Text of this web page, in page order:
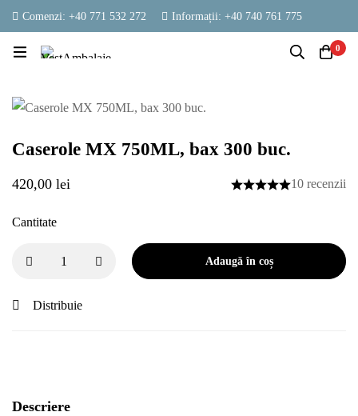
Comenzi: +40 771 532 272
Informații: +40 740 761 775
Sâmbătă: 06:00 - 13:00
0
Caserole MX 750ML, bax 300 buc.
420,00 lei 10 recenzii
Cantitate
Adaugă în coș
Distribuie
Descriere